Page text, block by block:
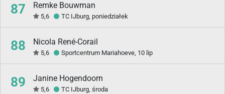
87 Remke Bouwman
5,6 TC IJburg, poniedziałek
88 Nicola René-Corail
5,6 Sportcentrum Mariahoeve, 10 lip
89 Janine Hogendoorn
5,6 TC IJburg, środa